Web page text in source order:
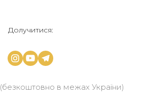
Долучитися:
(безкоштовно в межах України)